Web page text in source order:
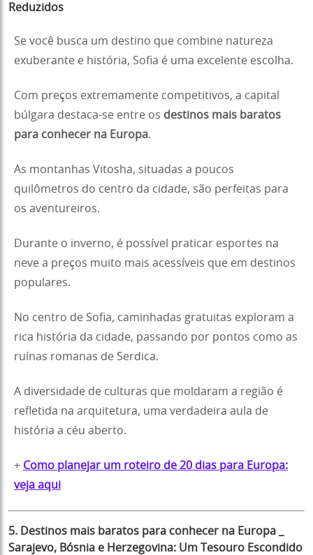
Reduzidos
Se você busca um destino que combine natureza
exuberante e história, Sofia é uma excelente escolha.
Com preços extremamente competitivos, a capital
búlgara destaca-se entre os destinos mais baratos
para conhecer na Europa.
As montanhas Vitosha, situadas a poucos
quilômetros do centro da cidade, são perfeitas para
os aventureiros.
Durante o inverno, é possível praticar esportes na
neve a preços muito mais acessíveis que em destinos
populares.
No centro de Sofia, caminhadas gratuitas exploram a
rica história da cidade, passando por pontos como as
ruínas romanas de Serdica.
A diversidade de culturas que moldaram a região é
refletida na arquitetura, uma verdadeira aula de
história a céu aberto.
+ Como planejar um roteiro de 20 dias para Europa:
veja aqui
5. Destinos mais baratos para conhecer na Europa
Sarajevo, Bósnia e Herzegovina: Um Tesouro Escondido